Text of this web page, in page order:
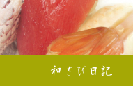
和さび日記